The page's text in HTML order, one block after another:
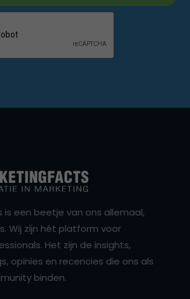
is een beetje van ons allemaal,
Wij zijn hét platform voor
Het zijn de insights,
opinies en recencies die ons als
binden.